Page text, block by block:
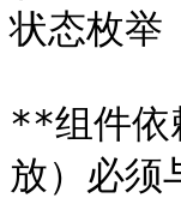
状态
**组件
放）必